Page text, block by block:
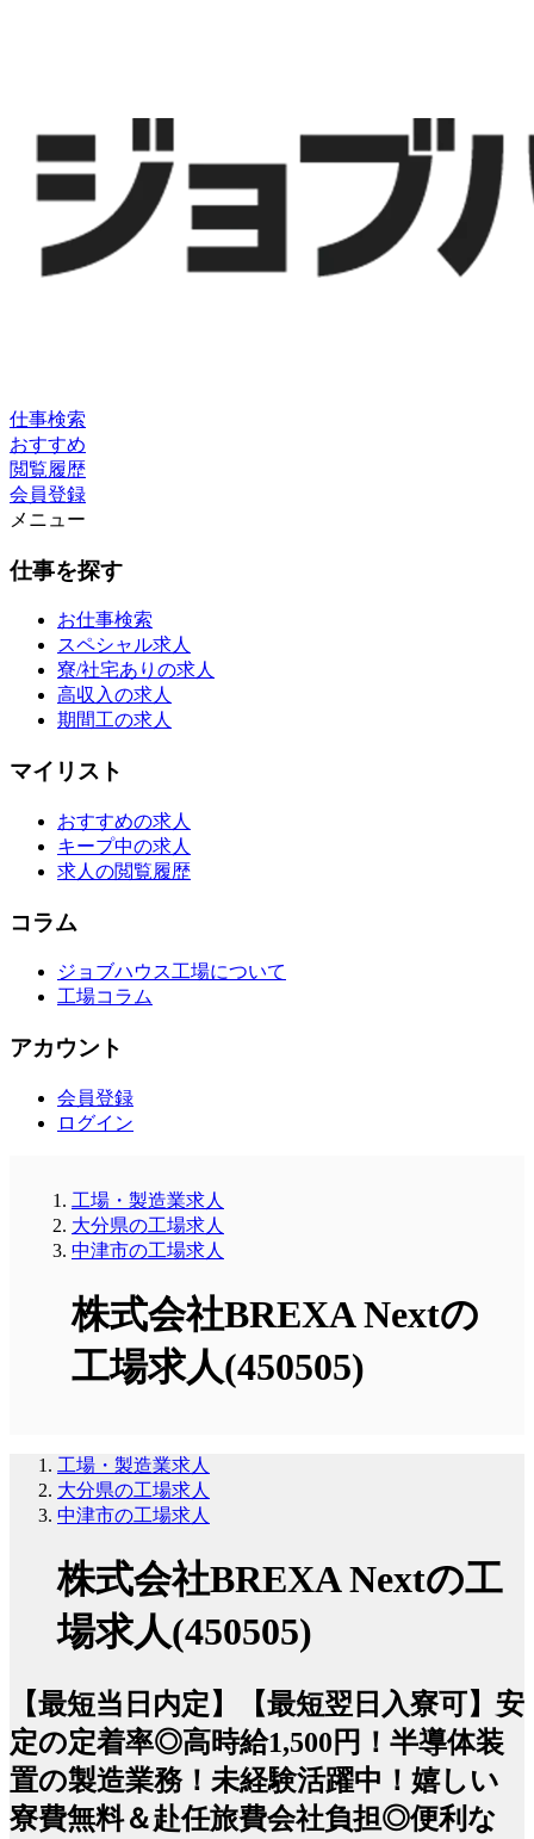
仕事検索
おすすめ
閲覧履歴
会員登録
メニュー
仕事を探す
お仕事検索
スペシャル求人
寮/社宅ありの求人
高収入の求人
期間工の求人
マイリスト
おすすめの求人
キープ中の求人
求人の閲覧履歴
コラム
ジョブハウス工場について
工場コラム
アカウント
会員登録
ログイン
工場・製造業求人
大分県の工場求人
中津市の工場求人
株式会社BREXA Nextの
工場求人(450505)
工場・製造業求人
大分県の工場求人
中津市の工場求人
株式会社BREXA Nextの工
場求人(450505)
【最短当日内定】【最短翌日入寮可】安
定の定着率◎高時給1,500円！半導体装
置の製造業務！未経験活躍中！嬉しい
寮費無料＆赴任旅費会社負担◎便利な